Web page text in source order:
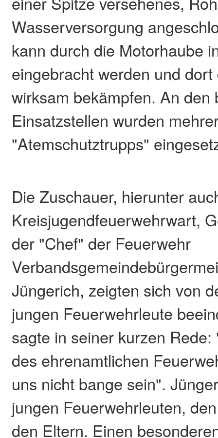
Wasserversorgung
kann durch die Motorhaube
eingebracht werden und
wirksam bekämpfen. An den
Einsatzstellen wurden
"Atemschutztrupps"
Die Zuschauer, hierunter
Kreisjugendfeuerwehrwart,
der "Chef" der Feuerwehr
Jüngerich, zeigten sich von
jungen Feuerwehrleute
sagte in seiner kurzen
des ehrenamtlichen
uns nicht bange sein".
jungen Feuerwehrleuten,
den Eltern. Einen